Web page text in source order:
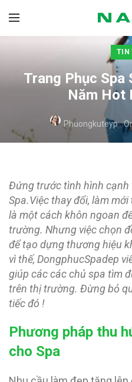
TIN
Trang Phục Spa
Năm Hot
Phuongkuteyp
Đứng trước tình hình cạnh
Spa.Việc thay đổi, làm mới
là một cách khôn ngoan
trường. Nhưng việc chọn
để tạo dựng thương hiệu
vì thế, DongphucSpadep
giúp các các chủ spa tìm
trên thị trường. Đừng bỏ
tiếc đó !
Phương pháp thu
cho Spa